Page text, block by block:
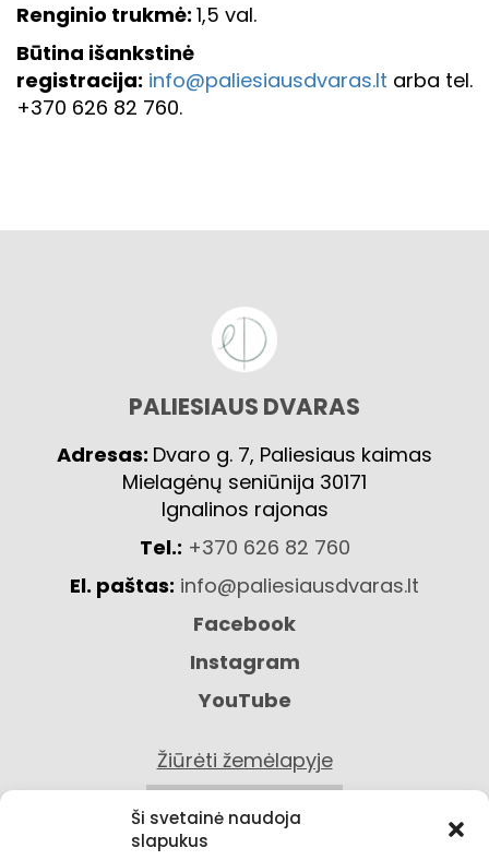
Ši svetainė naudoja
slapukus
Renginio trukmė: 1,5 val.
Būtina išankstinė
registracija: info@paliesiausdvaras.lt arba tel.
+370 626 82 760.
PALIESIAUS DVARAS
Adresas: Dvaro g. 7, Paliesiaus kaimas
Mielagėnų seniūnija 30171
Ignalinos rajonas
Tel.: +370 626 82 760
El. paštas: info@paliesiausdvaras.lt
Facebook
Instagram
YouTube
Žiūrėti žemėlapyje
KONTAKTAI